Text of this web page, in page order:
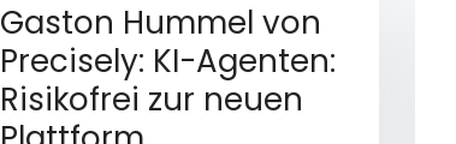
Gaston Hummel von
Precisely: KI-Agenten:
Risikofrei zur neuen